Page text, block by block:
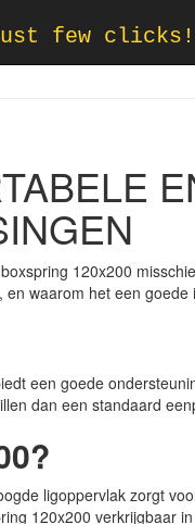
few clicks!
120x200
waarom het een
een goede
dan een standaard
ligoppervlak zorgt
120x200 verkrijgbaar